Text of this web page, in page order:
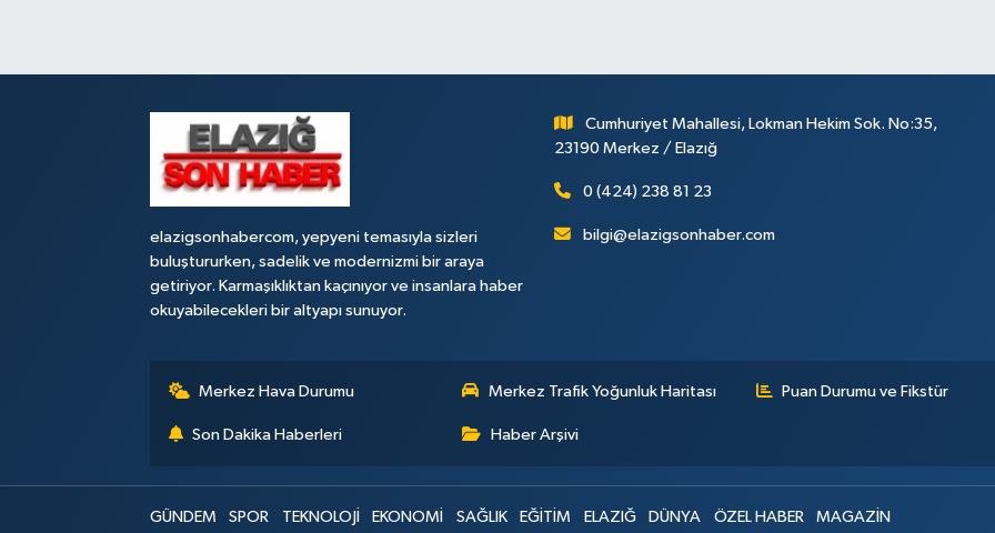
elazigsonhabercom, yepyeni temasıyla sizleri
buluştururken, sadelik ve modernizmi bir araya
getiriyor. Karmaşıklıktan kaçınıyor ve insanlara haber
okuyabilecekleri bir altyapı sunuyor.
Cumhuriyet Mahallesi, Lokman Hekim Sok. No:35,
23190 Merkez / Elazığ
0 (424) 238 81 23
bilgi@elazigsonhaber.com
Merkez Hava Durumu Merkez Trafik Yoğunluk Haritası Puan Durumu ve Fikstür
Son Dakika Haberleri Haber Arşivi
GÜNDEM SPOR TEKNOLOJİ EKONOMİ SAĞLIK EĞİTİM ELAZIĞ DÜNYA ÖZEL HABER MAGAZİN